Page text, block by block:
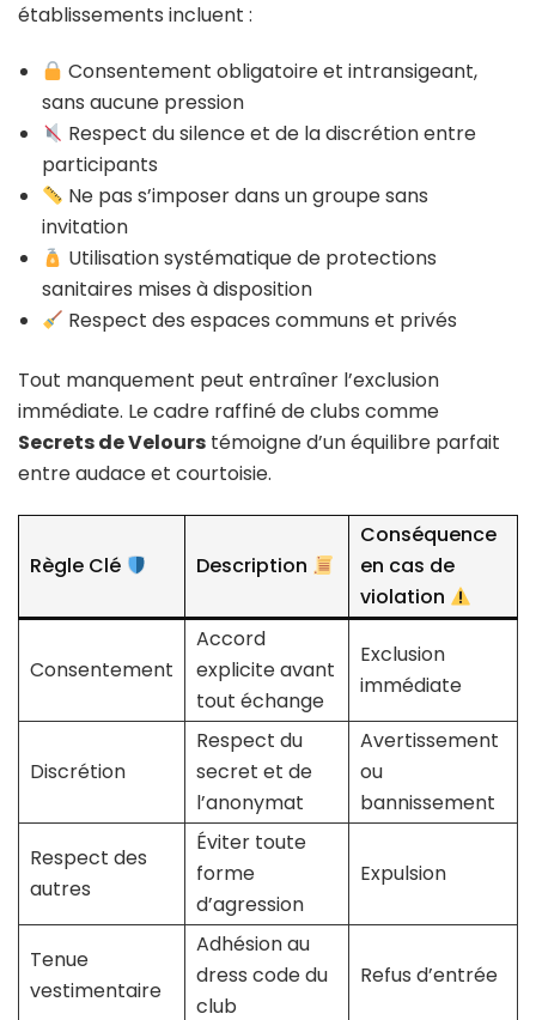
établissements incluent :
Consentement obligatoire et intransigeant,
sans aucune pression
Respect du silence et de la discrétion entre
participants
Ne pas s’imposer dans un groupe sans
invitation
Utilisation systématique de protections
sanitaires mises à disposition
Respect des espaces communs et privés
Tout manquement peut entraîner l’exclusion
immédiate. Le cadre raffiné de clubs comme
Secrets de Velours témoigne d’un équilibre parfait
entre audace et courtoisie.
Règle Clé Description
Conséquence
en cas de
violation
Consentement
Accord
explicite avant
tout échange
Exclusion
immédiate
Discrétion
Respect du
secret et de
l’anonymat
Avertissement
ou
bannissement
Respect des
autres
Éviter toute
forme
d’agression
Expulsion
Tenue
vestimentaire
Adhésion au
dress code du
club
Refus d’entrée